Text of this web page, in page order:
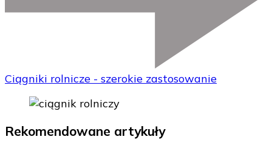
Ciągniki rolnicze - szerokie zastosowanie
Rekomendowane artykuły